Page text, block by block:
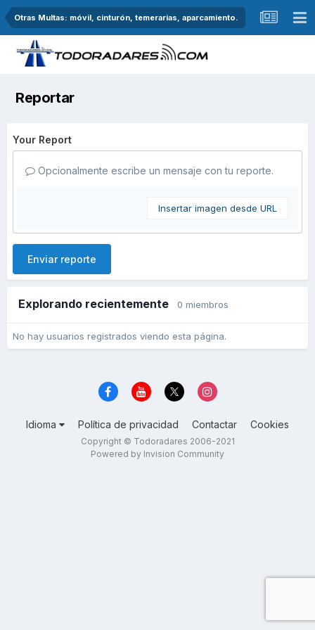
Otras Multas: móvil, cinturón, temerarias, aparcamiento.
Reportar
Your Report
Opcionalmente escribe un mensaje con tu reporte.
Insertar imagen desde URL
Enviar reporte
Explorando recientemente 0 miembros
No hay usuarios registrados viendo esta página.
Idioma Política de privacidad Contactar Cookies
Copyright © Todoradares 2006-2021
Powered by Invision Community